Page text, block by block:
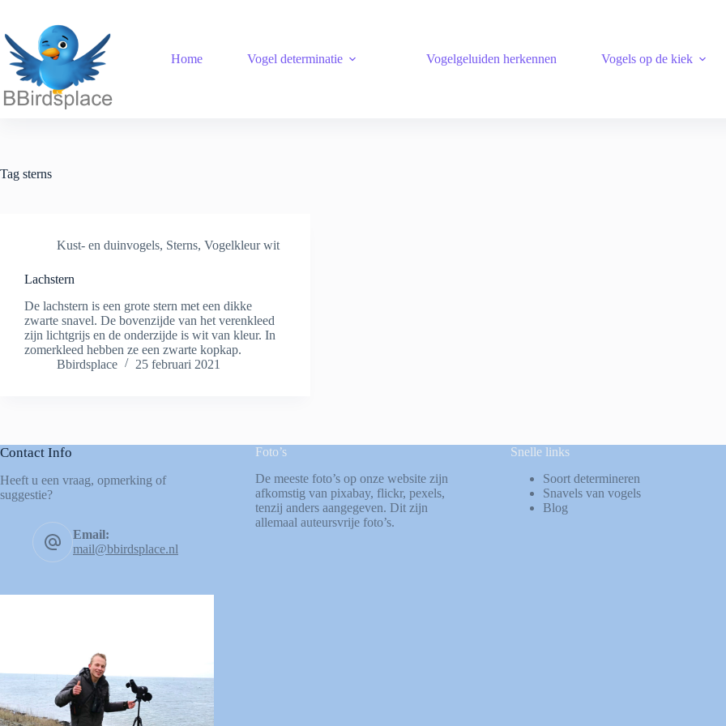
de
inhoud
Home Vogel determinatie Vogelgeluiden herkennen Vogels op de kiek
Tag sterns
Kust- en duinvogels, Sterns, Vogelkleur wit
Lachstern
De lachstern is een grote stern met een dikke
zwarte snavel. De bovenzijde van het verenkleed
zijn lichtgrijs en de onderzijde is wit van kleur. In
zomerkleed hebben ze een zwarte kopkap.
Bbirdsplace
25 februari 2021
Contact Info
Heeft u een vraag, opmerking of
suggestie?
Email:
mail@bbirdsplace.nl
Foto’s
De meeste foto’s op onze website zijn
afkomstig van pixabay, flickr, pexels,
tenzij anders aangegeven. Dit zijn
allemaal auteursvrije foto’s.
Snelle links
Soort determineren
Snavels van vogels
Blog